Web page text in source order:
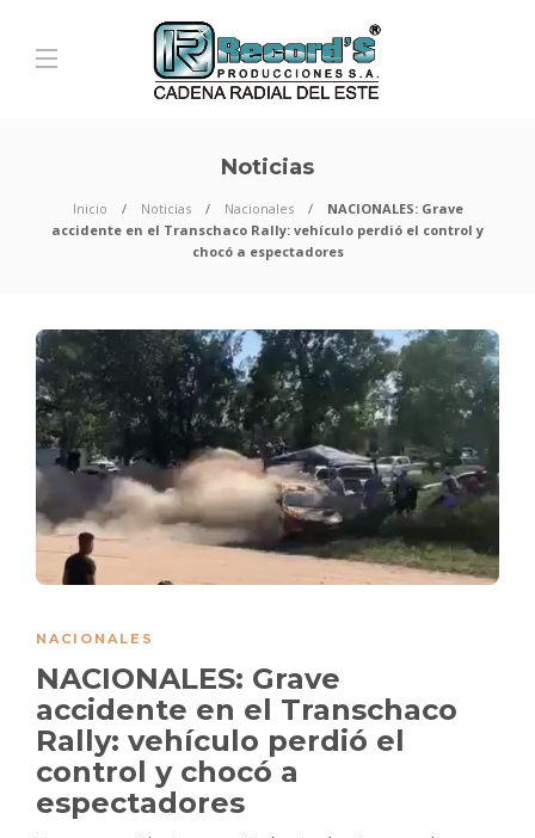
Noticias
Inicio Noticias Nacionales
NACIONALES: Grave
accidente en el Transchaco Rally: vehículo perdió el control y
chocó a espectadores
NACIONALES
NACIONALES: Grave
accidente en el Transchaco
Rally: vehículo perdió el
control y chocó a
espectadores